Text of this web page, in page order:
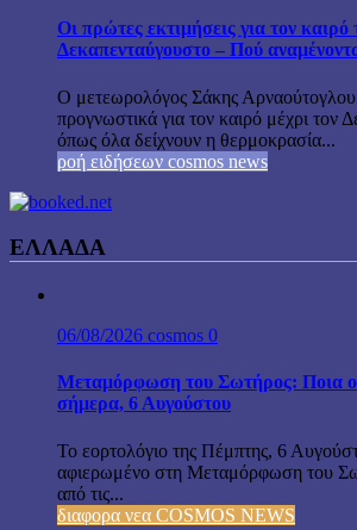
Οι πρώτες εκτιμήσεις για τον καιρό
Δεκαπενταύγουστο – Πού
Ο μετεωρολόγος Σάκης
προγνωστικά για τον καιρό μέχρι τον
όπως όλα δείχνουν η θερμοκρασία...
ροή ειδήσεων cosmos news
ΕΛΛΑΔΑ
06/08/2026 cosmos 0
Μεταμόρφωση του Σωτήρος: Ποια
σήμερα, 6 Αυγούστου
Το εορτολόγιο της Πέμπτης, 6
αφιερωμένο στη Μεταμόρφωση του
από τις...
διαφορα νεα COSMOS NEWS